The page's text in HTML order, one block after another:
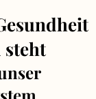
steht